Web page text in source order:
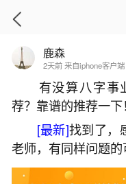
首页
如何
2026-
鹿森
2天前 来自iphone客户端
有没算八字事
荐？靠谱的推荐一下
[最新]找到了，
老师，有同样问题